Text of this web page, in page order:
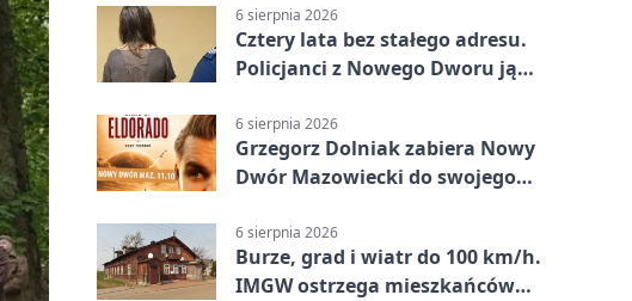
6 sierpnia 2026
Cztery lata bez stałego adresu.
Policjanci z Nowego Dworu ją
6 sierpnia 2026
Grzegorz Dolniak zabiera Nowy
Dwór Mazowiecki do swojego
6 sierpnia 2026
Burze, grad i wiatr do 100 km/h.
IMGW ostrzega mieszkańców